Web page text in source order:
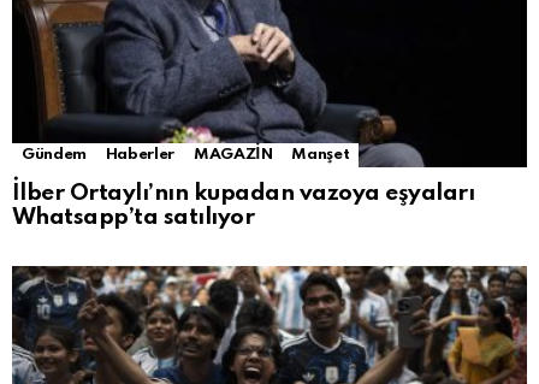
Gündem Haberler MAGAZİN Manşet
İlber Ortaylı’nın kupadan vazoya eşyaları
Whatsapp’ta satılıyor